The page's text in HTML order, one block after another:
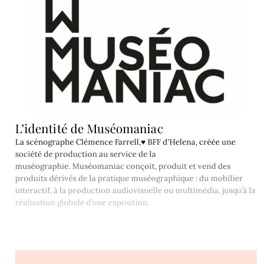
L’identité de Muséomaniac
La scénographe Clémence Farrell,♥ BFF d'Helena, créée une
société de production au service de la
muséographie. Muséomaniac conçoit, produit et vend des
produits dérivés de la pratique muséographique : du mobilier
interactif, à la production audiovisuelle ou multimédia, jusqu’à la
réalisation globale d’une exposition.